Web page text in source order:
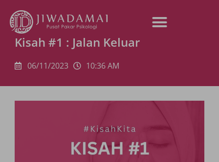
Kisah #1 : Jalan Keluar
06/11/2023 10:36 AM